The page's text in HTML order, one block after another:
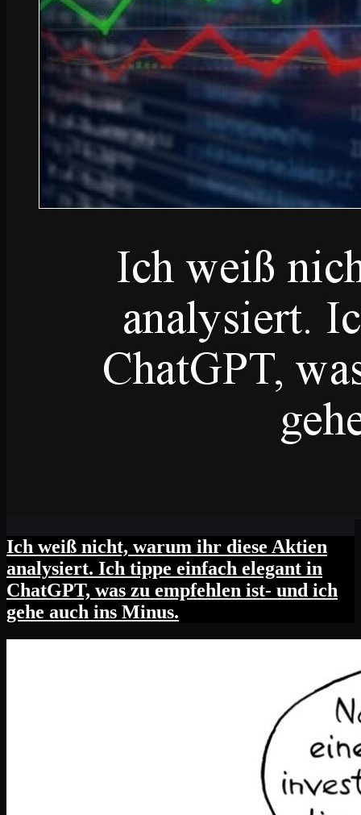
Ich weiß nicht, warum ihr diese Aktien
analysiert. Ich tippe einfach elegant in
ChatGPT, was zu empfehlen ist- und ich
gehe auch ins Minus.